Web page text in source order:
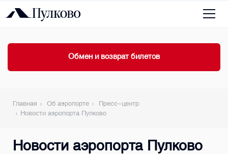
Обмен и возврат билетов
Главная Об аэропорте
Пресс-центр
Новости аэропорта Пулково
Новости аэропорта Пулково